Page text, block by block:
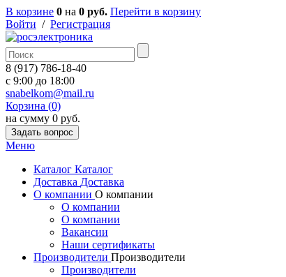
В корзине 0 на 0 руб. Перейти в корзину
Войти / Регистрация
8 (917) 786-18-40
c 9:00 до 18:00
snabelkom@mail.ru
Корзина (0)
на сумму 0 руб.
Задать вопрос
Меню
Каталог Каталог
Доставка Доставка
О компании О компании
О компании
О компании
Вакансии
Наши сертификаты
Производители Производители
Производители